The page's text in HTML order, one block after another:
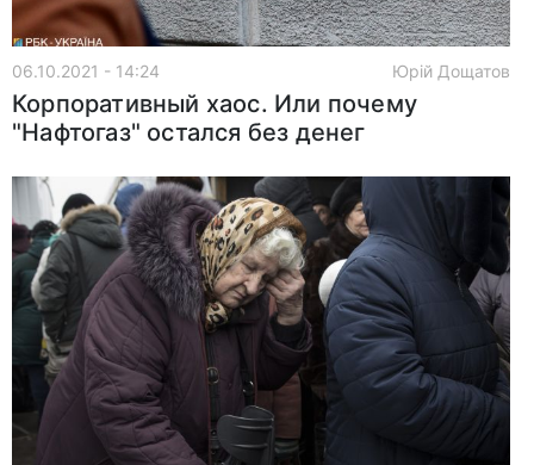
06.10.2021 - 14:24 Юрій Дощатов
Корпоративный хаос. Или почему
"Нафтогаз" остался без денег